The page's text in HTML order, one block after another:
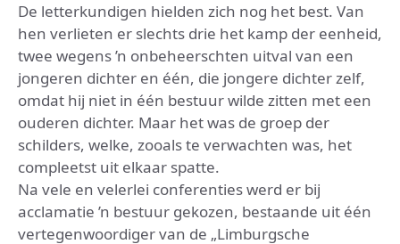
De letterkundigen hielden zich nog het best. Van
hen verlieten er slechts drie het kamp der eenheid,
twee wegens ’n onbeheerschten uitval van een
jongeren dichter en één, die jongere dichter zelf,
omdat hij niet in één bestuur wilde zitten met een
ouderen dichter. Maar het was de groep der
schilders, welke, zooals te verwachten was, het
compleetst uit elkaar spatte.
Na vele en velerlei conferenties werd er bij
acclamatie ’n bestuur gekozen, bestaande uit één
vertegenwoordiger van de „Limburgsche